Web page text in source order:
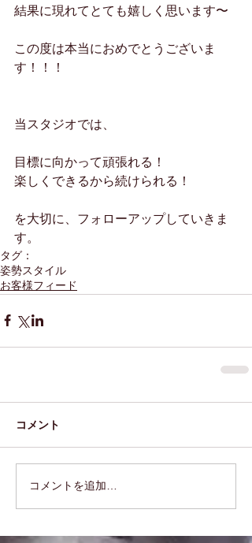
結果に現れてとても嬉しく思います〜
この度は本当におめでとうございま
す！！！
当スタジオでは、
目標に向かって頑張れる！
楽しくできるから続けられる！
を大切に、フォローアップしていきま
す。
タグ：
姿勢スタイル
お客様フィード
コメント
コメントを追加…